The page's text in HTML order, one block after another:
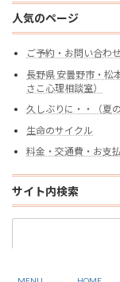
人気のページ
ご予約・お問い合わ
長野県 安曇野市・松
さこ心理相談室）
久しぶりに・・（夏の
生命のサイクル
料金・交通費・お支
サイト内検索